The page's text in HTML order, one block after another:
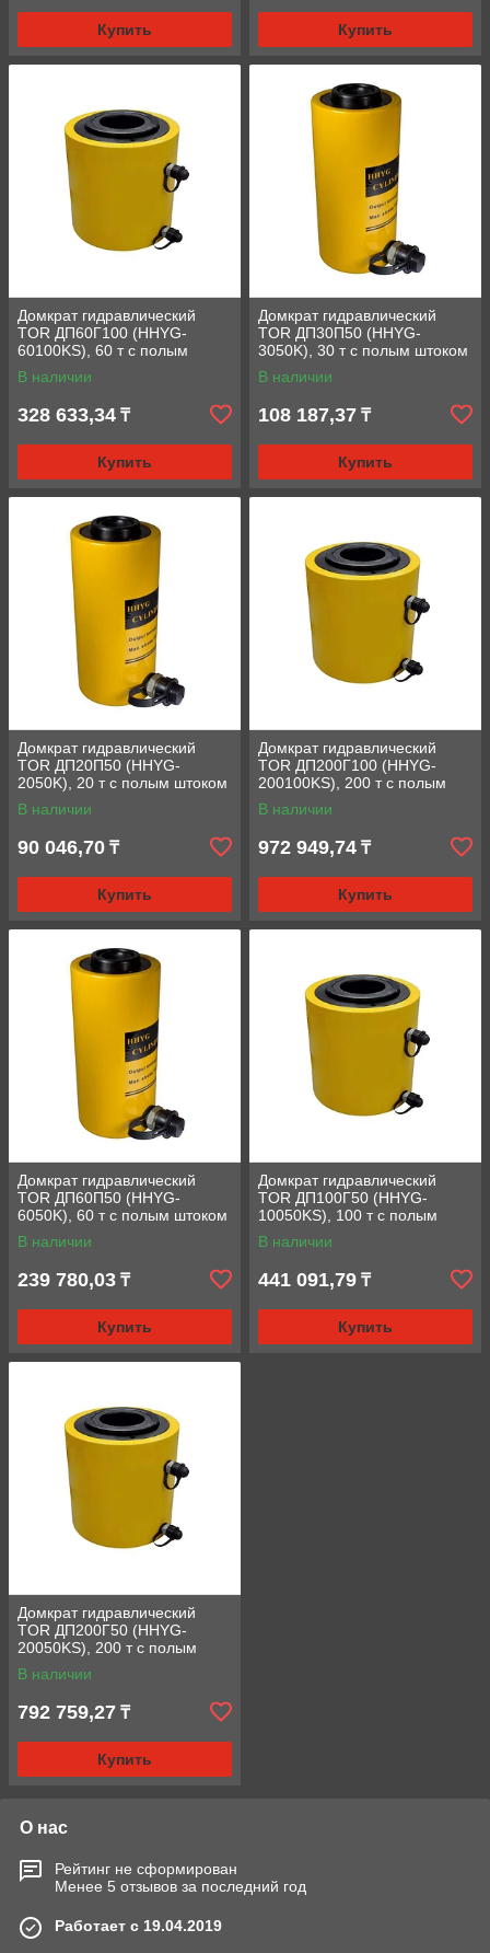
Купить Купить
Домкрат гидравлический
TOR ДП60Г100 (HHYG-
60100KS), 60 т с полым
штоком
В наличии
328 633,34 ₸
Купить
Домкрат гидравлический
TOR ДП30П50 (HHYG-
3050K), 30 т с полым штоком
В наличии
108 187,37 ₸
Купить
Домкрат гидравлический
TOR ДП20П50 (HHYG-
2050K), 20 т с полым штоком
В наличии
90 046,70 ₸
Купить
Домкрат гидравлический
TOR ДП200Г100 (HHYG-
200100KS), 200 т с полым
штоком
В наличии
972 949,74 ₸
Купить
Домкрат гидравлический
TOR ДП60П50 (HHYG-
6050K), 60 т с полым штоком
В наличии
239 780,03 ₸
Купить
Домкрат гидравлический
TOR ДП100Г50 (HHYG-
10050KS), 100 т с полым
штоком
В наличии
441 091,79 ₸
Купить
Домкрат гидравлический
TOR ДП200Г50 (HHYG-
20050KS), 200 т с полым
штоком
В наличии
792 759,27 ₸
Купить
О нас
Рейтинг не сформирован
Менее 5 отзывов за последний год
Работает с 19.04.2019